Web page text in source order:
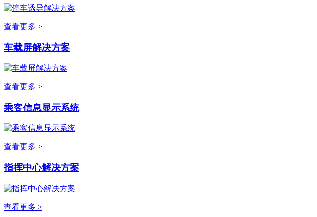
查看更多 >
车载屏解决方案
查看更多 >
乘客信息显示系统
查看更多 >
指挥中心解决方案
查看更多 >